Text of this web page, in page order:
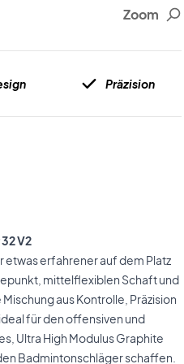
Zoom
Präzision
V2
etwas erfahrener auf dem Platz
mittelflexiblen Schaft und
aus Kontrolle, Präzision
für den offensiven und
Ultra High Modulus Graphite
Badmintonschläger schaffen.